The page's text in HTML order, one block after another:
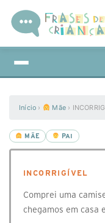
Início › Mãe ›
MÃE PAI
INCORRIGÍVEL
Comprei uma
chegamos em casa